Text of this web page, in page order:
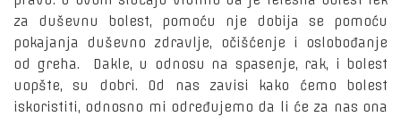
za duševnu bolest, pomoću nje dobija se pomoću
pokajanja duševno zdravlje, očišćenje i oslobođanje
od greha. Dakle, u odnosu na spasenje, rak, i bolest
uopšte, su dobri. Od nas zavisi kako ćemo bolest
iskoristiti, odnosno mi određujemo da li će za nas ona